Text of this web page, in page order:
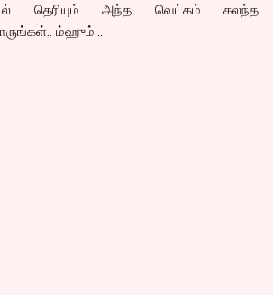
தெரியும் அந்த வெட்கம் கலந்த
ம்ஹும்…